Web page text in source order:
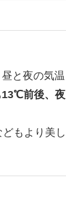
と夜の気温
13℃前後、夜
もより美し